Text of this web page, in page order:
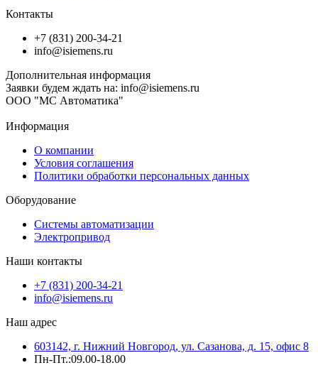
Контакты
+7 (831) 200-34-21
info@isiemens.ru
Дополнительная информация
Заявки будем ждать на: info@isiemens.ru
ООО "МС Автоматика"
Информация
О компании
Условия соглашения
Политики обработки персональных данных
Оборудование
Системы автоматизации
Электропривод
Наши контакты
+7 (831) 200-34-21
info@isiemens.ru
Наш адрес
603142, г. Нижний Новгород, ул. Сазанова, д. 15, офис 8
Пн-Пт.:09.00-18.00